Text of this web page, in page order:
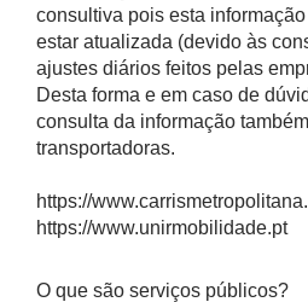
consultiva pois esta
estar atualizada (devido às
ajustes diários feitos pelas
Desta forma e em caso de
consulta da informação
transportadoras.
https://
https://www.unirmobilidade.pt
O que são serviços públicos?